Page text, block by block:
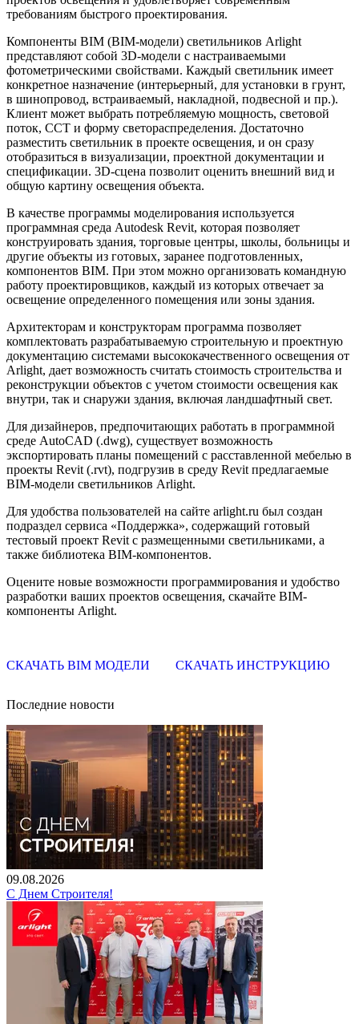
требованиям быстрого проектирования.
Компоненты BIM (BIM-модели) светильников Arlight
представляют собой 3D-модели с настраиваемыми
фотометрическими свойствами. Каждый светильник имеет
конкретное назначение (интерьерный, для установки в грунт,
в шинопровод, встраиваемый, накладной, подвесной и пр.).
Клиент может выбрать потребляемую мощность, световой
поток, ССТ и форму светораспределения. Достаточно
разместить светильник в проекте освещения, и он сразу
отобразиться в визуализации, проектной документации и
спецификации. 3D-cцена позволит оценить внешний вид и
общую картину освещения объекта.
В качестве программы моделирования используется
программная среда Autodesk Revit, которая позволяет
конструировать здания, торговые центры, школы, больницы и
другие объекты из готовых, заранее подготовленных,
компонентов BIM. При этом можно организовать командную
работу проектировщиков, каждый из которых отвечает за
освещение определенного помещения или зоны здания.
Архитекторам и конструкторам программа позволяет
комплектовать разрабатываемую строительную и проектную
документацию системами высококачественного освещения от
Arlight, дает возможность считать стоимость строительства и
реконструкции объектов с учетом стоимости освещения как
внутри, так и снаружи здания, включая ландшафтный свет.
Для дизайнеров, предпочитающих работать в программной
среде AutoCAD (.dwg), существует возможность
экспортировать планы помещений с расставленной мебелью в
проекты Revit (.rvt), подгрузив в среду Revit предлагаемые
BIM-модели светильников Arlight.
Для удобства пользователей на сайте arlight.ru был создан
подраздел сервиса «Поддержка», содержащий готовый
тестовый проект Revit с размещенными светильниками, а
также библиотека BIM-компонентов.
Оцените новые возможности программирования и удобство
разработки ваших проектов освещения, скачайте BIM-
компоненты Arlight.
СКАЧАТЬ BIM МОДЕЛИ СКАЧАТЬ ИНСТРУКЦИЮ
Последние новости
09.08.2026
С Днем Строителя!